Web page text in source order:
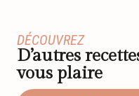
DÉCOUVREZ
D’autres
vous plaire